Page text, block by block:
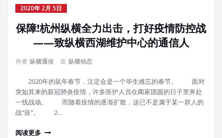
2020年 2月 5日
保障!杭州纵横全力出击，打好疫情防控战
——致纵横西湖维护中心的通信人
作者 纵横通信 在 纵横动态
2020年的鼠年春节，注定会是一个毕生难忘的春节。 面对
突如其来的新冠肺炎疫情，许多医护人员在阖家团圆的日子里奔赴
一线战场。 而随着疫情的逐渐扩散，这已不是属于某一群人的
战“疫”。 2…
阅读更多